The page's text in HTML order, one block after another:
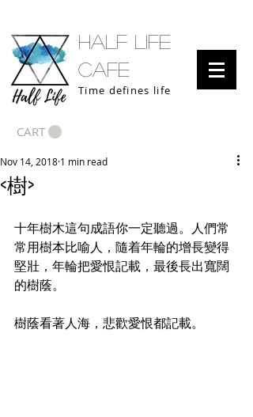
half life
cafe
Time defines life
CART
<樹>
Nov 14, 2018 1 min read
十年樹木這句成語你一定聽過。人們常
常用樹本比喻人，隨着年輪的增長變得
堅壯，年輪把愛恨記載，最後長出寬闊
的樹蔭。
樹蔭看著人海，悲歡愛恨都記載。